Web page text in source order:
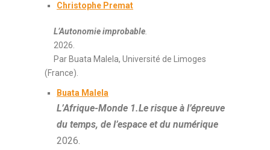
Christophe Premat
L’Autonomie improbable
2026.
Par Buata Malela, Université de Limoges
(France).
Buata Malela
L’Afrique-Monde 1.Le risque à l’épreuve
du temps, de l’espace et du numérique
2026.